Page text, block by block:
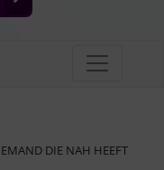
DIE NAH HEEFT